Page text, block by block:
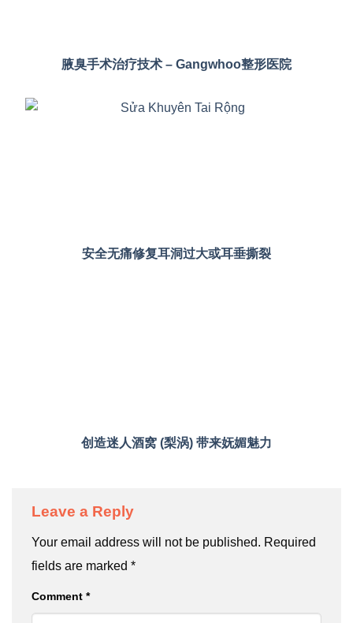
腋臭手术治疗技术 – Gangwhoo整形医院
安全无痛修复耳洞过大或耳垂撕裂
创造迷人酒窝 (梨涡) 带来妩媚魅力
Leave a Reply
Your email address will not be published. Required
fields are marked *
Comment *